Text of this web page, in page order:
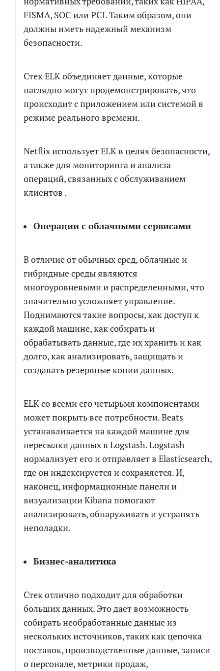
FISMA, SOC или PCI. Таким образом, они
должны иметь надежный механизм
безопасности.
Стек ELK объединяет данные, которые
наглядно могут продемонстрировать, что
происходит с приложением или системой в
режиме реального времени.
Netflix использует ELK в целях безопасности,
а также для мониторинга и анализа
операций, связанных с обслуживанием
клиентов .
Операции с облачными сервисами
В отличие от обычных сред, облачные и
гибридные среды являются
многоуровневыми и распределенными, что
значительно усложняет управление.
Поднимаются такие вопросы, как доступ к
каждой машине, как собирать и
обрабатывать данные, где их хранить и как
долго, как анализировать, защищать и
создавать резервные копии данных.
ELK со всеми его четырьмя компонентами
может покрыть все потребности. Beats
устанавливается на каждой машине для
пересылки данных в Logstash. Logstash
нормализует его и отправляет в Elasticsearch,
где он индексируется и сохраняется. И,
наконец, информационные панели и
визуализации Kibana помогают
анализировать, обнаруживать и устранять
неполадки.
Бизнес-аналитика
Стек отлично подходит для обработки
больших данных. Это дает возможность
собирать необработанные данные из
нескольких источников, таких как цепочка
поставок, производственные данные, записи
о персонале, метрики продаж,